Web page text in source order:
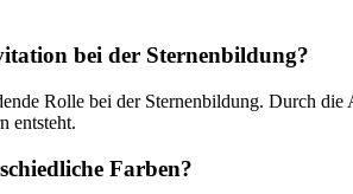
bei der Sternenbildung?
Rolle bei der Sternenbildung. Durch
entsteht.
Farben?